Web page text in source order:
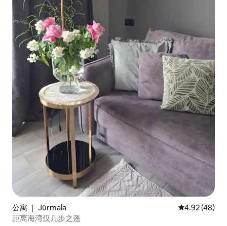
公寓 ｜ Jūrmala 平均评分
4.92 (48)
距离海湾仅几步之遥